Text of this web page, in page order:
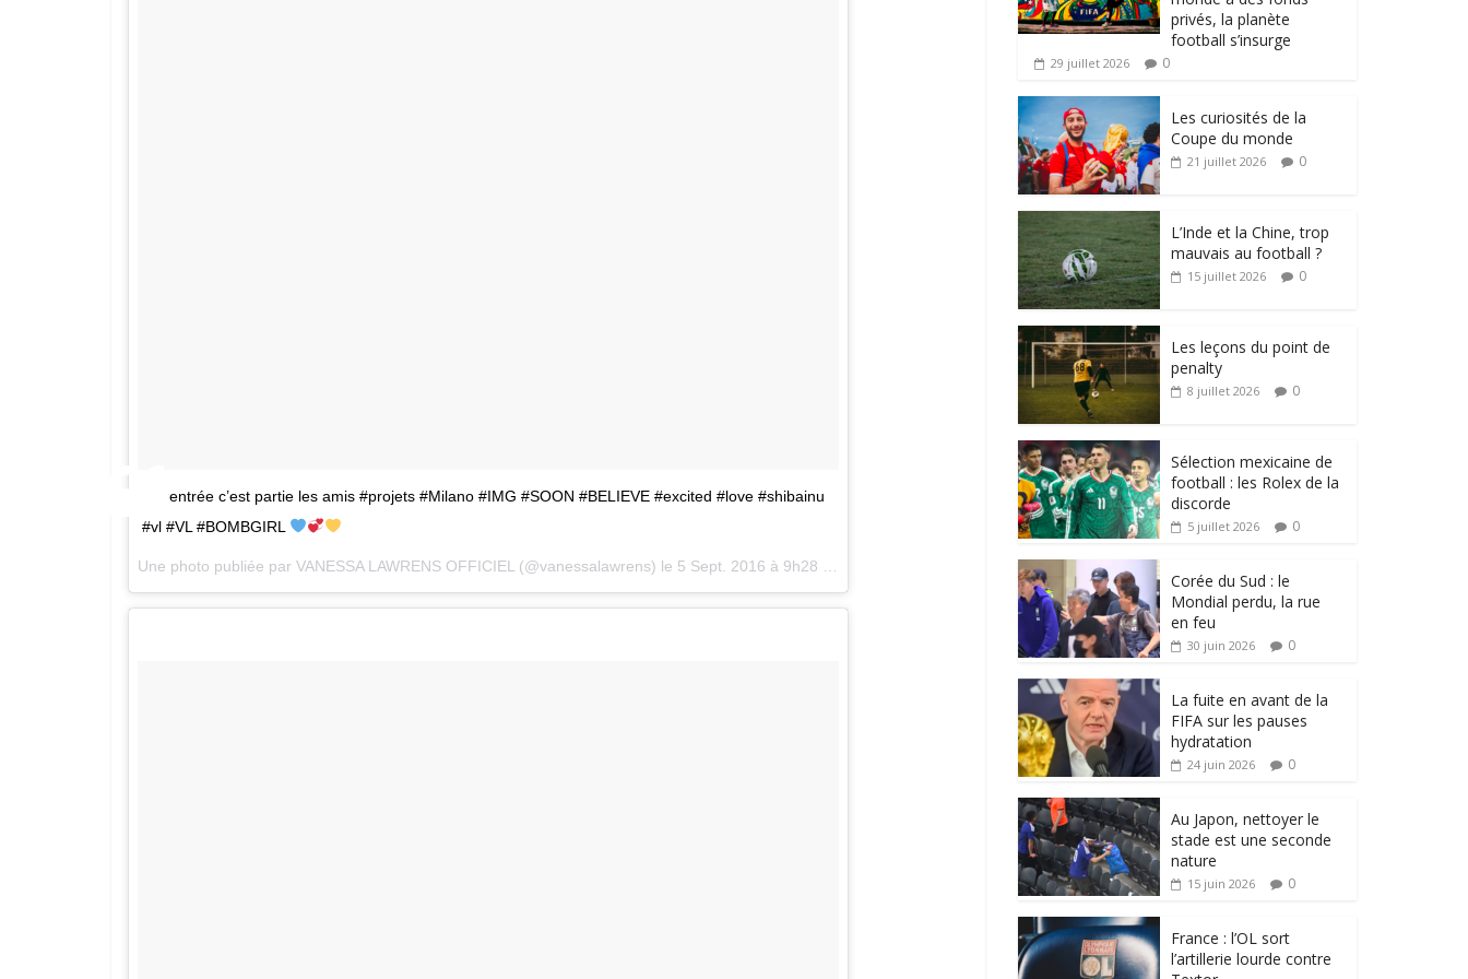
La rentrée c’est partie les amis #projets #Milano #IMG #SOON #BELIEVE #excited #love #shibainu
#vl #VL #BOMBGIRL
Une photo publiée par VANESSA LAWRENS OFFICIEL (@vanessalawrens) le 5 Sept. 2016 à 9h28 PDT
privés, la planète
football s’insurge
29 juillet 2026 0
Les curiosités de la
Coupe du monde
21 juillet 2026 0
L’Inde et la Chine, trop
mauvais au football ?
15 juillet 2026 0
Les leçons du point de
penalty
8 juillet 2026 0
Sélection mexicaine de
football : les Rolex de la
discorde
5 juillet 2026 0
Corée du Sud : le
Mondial perdu, la rue
en feu
30 juin 2026 0
La fuite en avant de la
FIFA sur les pauses
hydratation
24 juin 2026 0
Au Japon, nettoyer le
stade est une seconde
nature
15 juin 2026 0
France : l’OL sort
l’artillerie lourde contre